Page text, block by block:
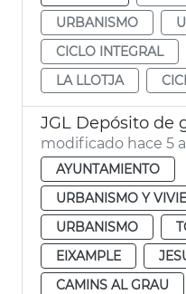
URBANISMO
CICLO INTEGRAL
LA LLOTJA
JGL Depósito de
modificado hace 5
AYUNTAMIENTO
URBANISMO Y
URBANISMO
EIXAMPLE
CAMINS AL GRAU